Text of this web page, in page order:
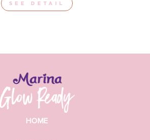
SEE DETAIL
HOME